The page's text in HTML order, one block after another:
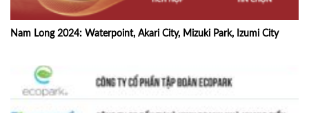
Nam Long 2024: Waterpoint, Akari City, Mizuki Park, Izumi City